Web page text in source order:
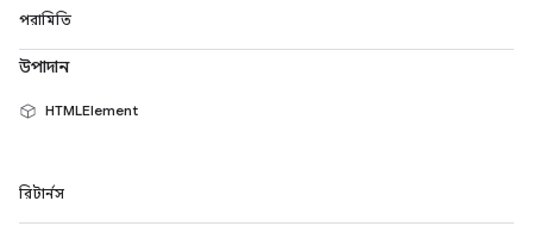
পরামিতি
উপাদান
HTMLElement
রিটার্নস